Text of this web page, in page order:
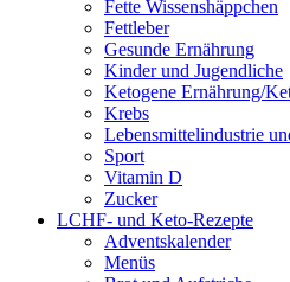
Fette Wissenshäppchen
Fettleber
Gesunde Ernährung
Kinder und Jugendliche
Ketogene Ernährung/
Krebs
Lebensmittelindustrie
Sport
Vitamin D
Zucker
LCHF- und Keto-Rezepte
Adventskalender
Menüs